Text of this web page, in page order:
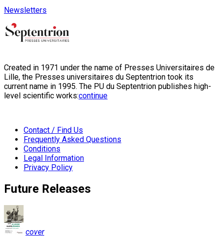
Newsletters
Created in 1971 under the name of Presses Universitaires de
Lille, the Presses universitaires du Septentrion took its
current name in 1995. The PU du Septentrion publishes high-
level scientific works:continue
Contact / Find Us
Frequently Asked Questions
Conditions
Legal Information
Privacy Policy
Future Releases
cover